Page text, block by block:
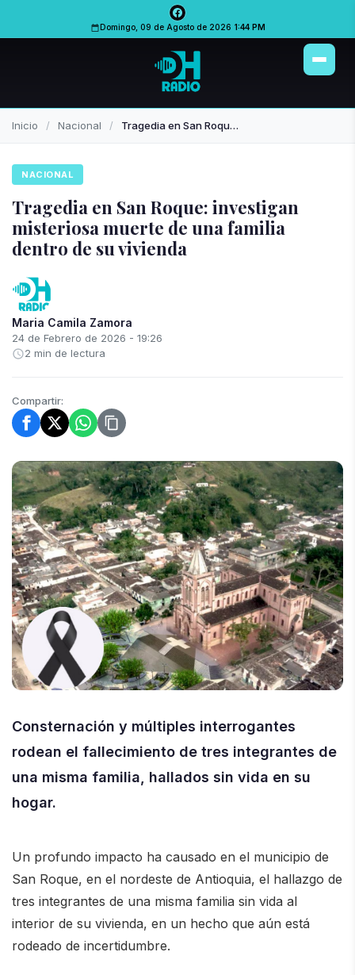
Domingo, 09 de Agosto de 2026 1:44 PM
Inicio Nacional Tragedia en San Roque: investigan misteriosa muerte de una familia dentro de su vivienda
NACIONAL
Tragedia en San Roque: investigan
misteriosa muerte de una familia
dentro de su vivienda
Maria Camila Zamora
24 de Febrero de 2026 - 19:26
2 min de lectura
Compartir:
Consternación y múltiples interrogantes
rodean el fallecimiento de tres integrantes de
una misma familia, hallados sin vida en su
hogar.
Un profundo impacto ha causado en el municipio de
San Roque, en el nordeste de Antioquia, el hallazgo de
tres integrantes de una misma familia sin vida al
interior de su vivienda, en un hecho que aún está
rodeado de incertidumbre.